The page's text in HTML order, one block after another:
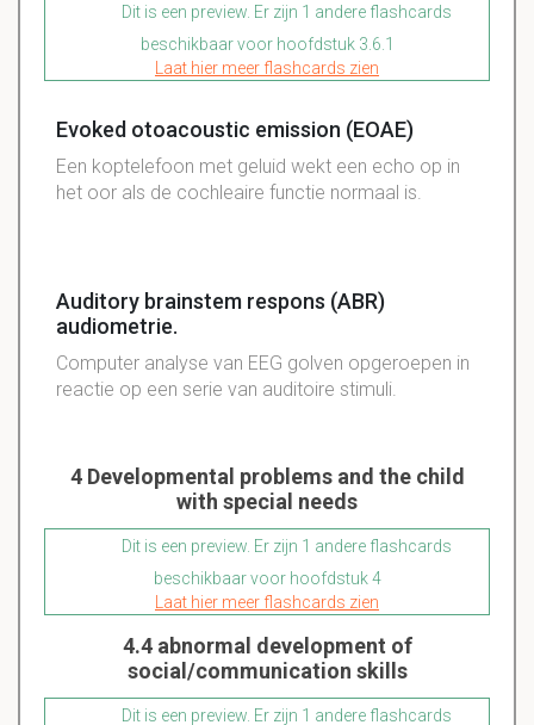
Dit is een preview. Er zijn 1 andere flashcards
beschikbaar voor hoofdstuk 3.6.1
Laat hier meer flashcards zien
Evoked otoacoustic emission (EOAE)
Een koptelefoon met geluid wekt een echo op in
het oor als de cochleaire functie normaal is.
Auditory brainstem respons (ABR)
audiometrie.
Computer analyse van EEG golven opgeroepen in
reactie op een serie van auditoire stimuli.
4 Developmental problems and the child
with special needs
Dit is een preview. Er zijn 1 andere flashcards
beschikbaar voor hoofdstuk 4
Laat hier meer flashcards zien
4.4 abnormal development of
social/communication skills
Dit is een preview. Er zijn 1 andere flashcards